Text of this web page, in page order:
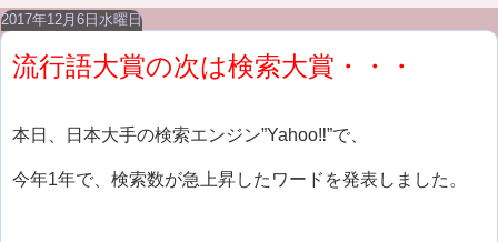
2017年12月6日水曜日
流行語大賞の次は検索大賞・・・
本日、日本大手の検索エンジン”Yahoo‼”で、
今年1年で、検索数が急上昇したワードを発表しました。